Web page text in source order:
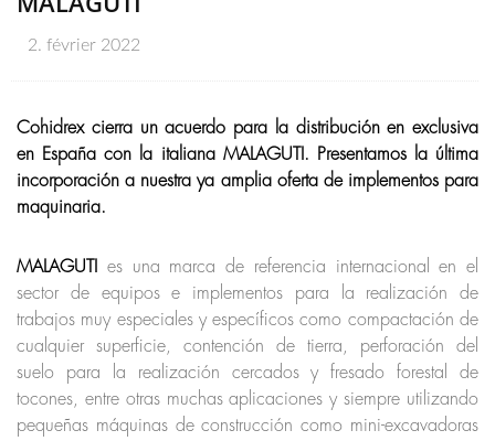
2. février 2022
Cohidrex cierra un acuerdo para la distribución en exclusiva
en España con la italiana MALAGUTI. Presentamos la última
incorporación a nuestra ya amplia oferta de implementos para
maquinaria.
MALAGUTI es una marca de referencia internacional en el
sector de equipos e implementos para la realización de
trabajos muy especiales y específicos como compactación de
cualquier superficie, contención de tierra, perforación del
suelo para la realización cercados y fresado forestal de
tocones, entre otras muchas aplicaciones y siempre utilizando
pequeñas máquinas de construcción como mini-excavadoras